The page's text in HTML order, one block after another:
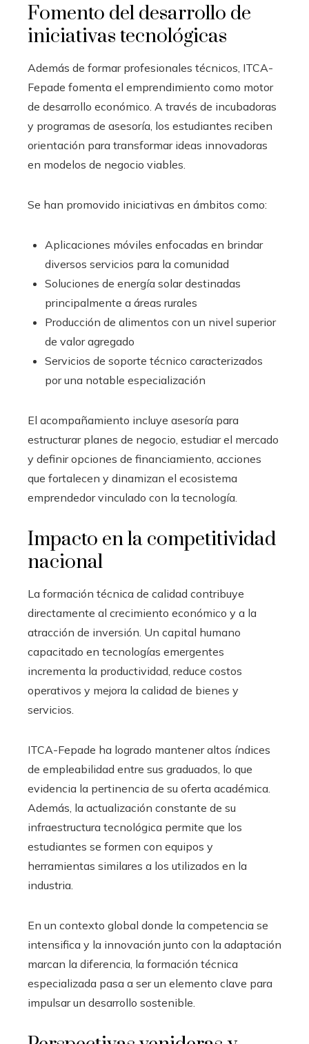
Fomento del desarrollo de
iniciativas tecnológicas
Además de formar profesionales técnicos, ITCA-
Fepade fomenta el emprendimiento como motor
de desarrollo económico. A través de incubadoras
y programas de asesoría, los estudiantes reciben
orientación para transformar ideas innovadoras
en modelos de negocio viables.
Se han promovido iniciativas en ámbitos como:
Aplicaciones móviles enfocadas en brindar
diversos servicios para la comunidad
Soluciones de energía solar destinadas
principalmente a áreas rurales
Producción de alimentos con un nivel superior
de valor agregado
Servicios de soporte técnico caracterizados
por una notable especialización
El acompañamiento incluye asesoría para
estructurar planes de negocio, estudiar el mercado
y definir opciones de financiamiento, acciones
que fortalecen y dinamizan el ecosistema
emprendedor vinculado con la tecnología.
Impacto en la competitividad
nacional
La formación técnica de calidad contribuye
directamente al crecimiento económico y a la
atracción de inversión. Un capital humano
capacitado en tecnologías emergentes
incrementa la productividad, reduce costos
operativos y mejora la calidad de bienes y
servicios.
ITCA-Fepade ha logrado mantener altos índices
de empleabilidad entre sus graduados, lo que
evidencia la pertinencia de su oferta académica.
Además, la actualización constante de su
infraestructura tecnológica permite que los
estudiantes se formen con equipos y
herramientas similares a los utilizados en la
industria.
En un contexto global donde la competencia se
intensifica y la innovación junto con la adaptación
marcan la diferencia, la formación técnica
especializada pasa a ser un elemento clave para
impulsar un desarrollo sostenible.